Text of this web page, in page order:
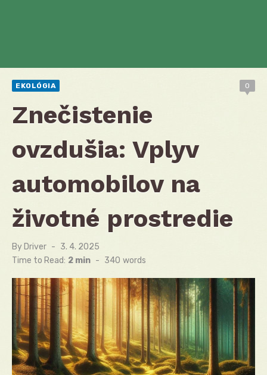
EKOLÓGIA 0
Znečistenie
ovzdušia: Vplyv
automobilov na
životné prostredie
By Driver
Posted
on
3. 4. 2025
Time to Read: 2 min - 340 words